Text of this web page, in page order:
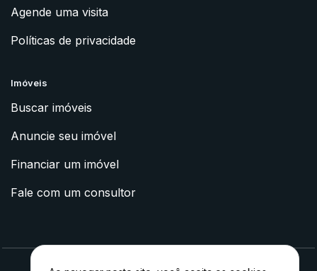
Agende uma visita
Políticas de privacidade
Imóveis
Buscar imóveis
Anuncie seu imóvel
Financiar um imóvel
Fale com um consultor